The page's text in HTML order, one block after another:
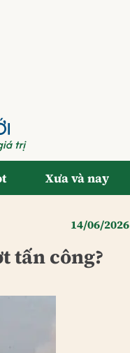
Xưa và nay
14/06/2026
tấn công?